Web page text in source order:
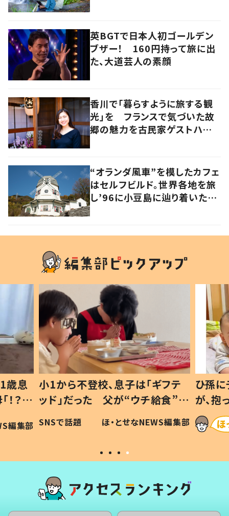
英BGTで日本人初ゴールデン
ブザー！ 160円持って旅に出
た、大道芸人の素顔
香川で「暮らすように旅する観
光」を フランスで気づいた故
郷の魅力を古民家ゲストハウス
“オランダ風車”を模したカフェ
はセルフビルド。世界各地を旅
し’96に小豆島に辿り着いた家
歳息
？」
編集部
小1から不登校、息子は「ギフテ
ッド」だった 父が“ウチ給食”を
作り続ける理由とは #令和の親
#令和の子
SNSで話題 ほ・とせなNEWS編集部
ひ孫
が、
「涙が
い」